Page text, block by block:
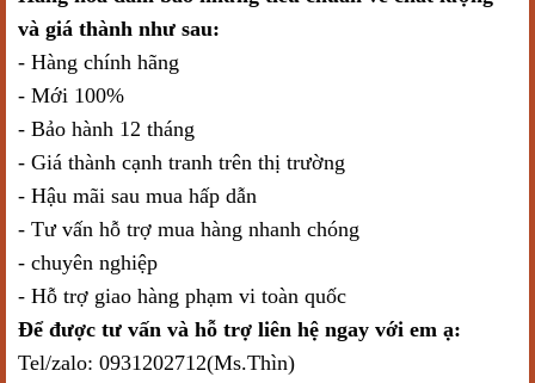
và giá thành như sau:
- Hàng chính hãng
- Mới 100%
- Bảo hành 12 tháng
- Giá thành cạnh tranh trên thị trường
- Hậu mãi sau mua hấp dẫn
- Tư vấn hỗ trợ mua hàng nhanh chóng
- chuyên nghiệp
- Hỗ trợ giao hàng phạm vi toàn quốc
Để được tư vấn và hỗ trợ liên hệ ngay với em ạ:
Tel/zalo: 0931202712(Ms.Thìn)